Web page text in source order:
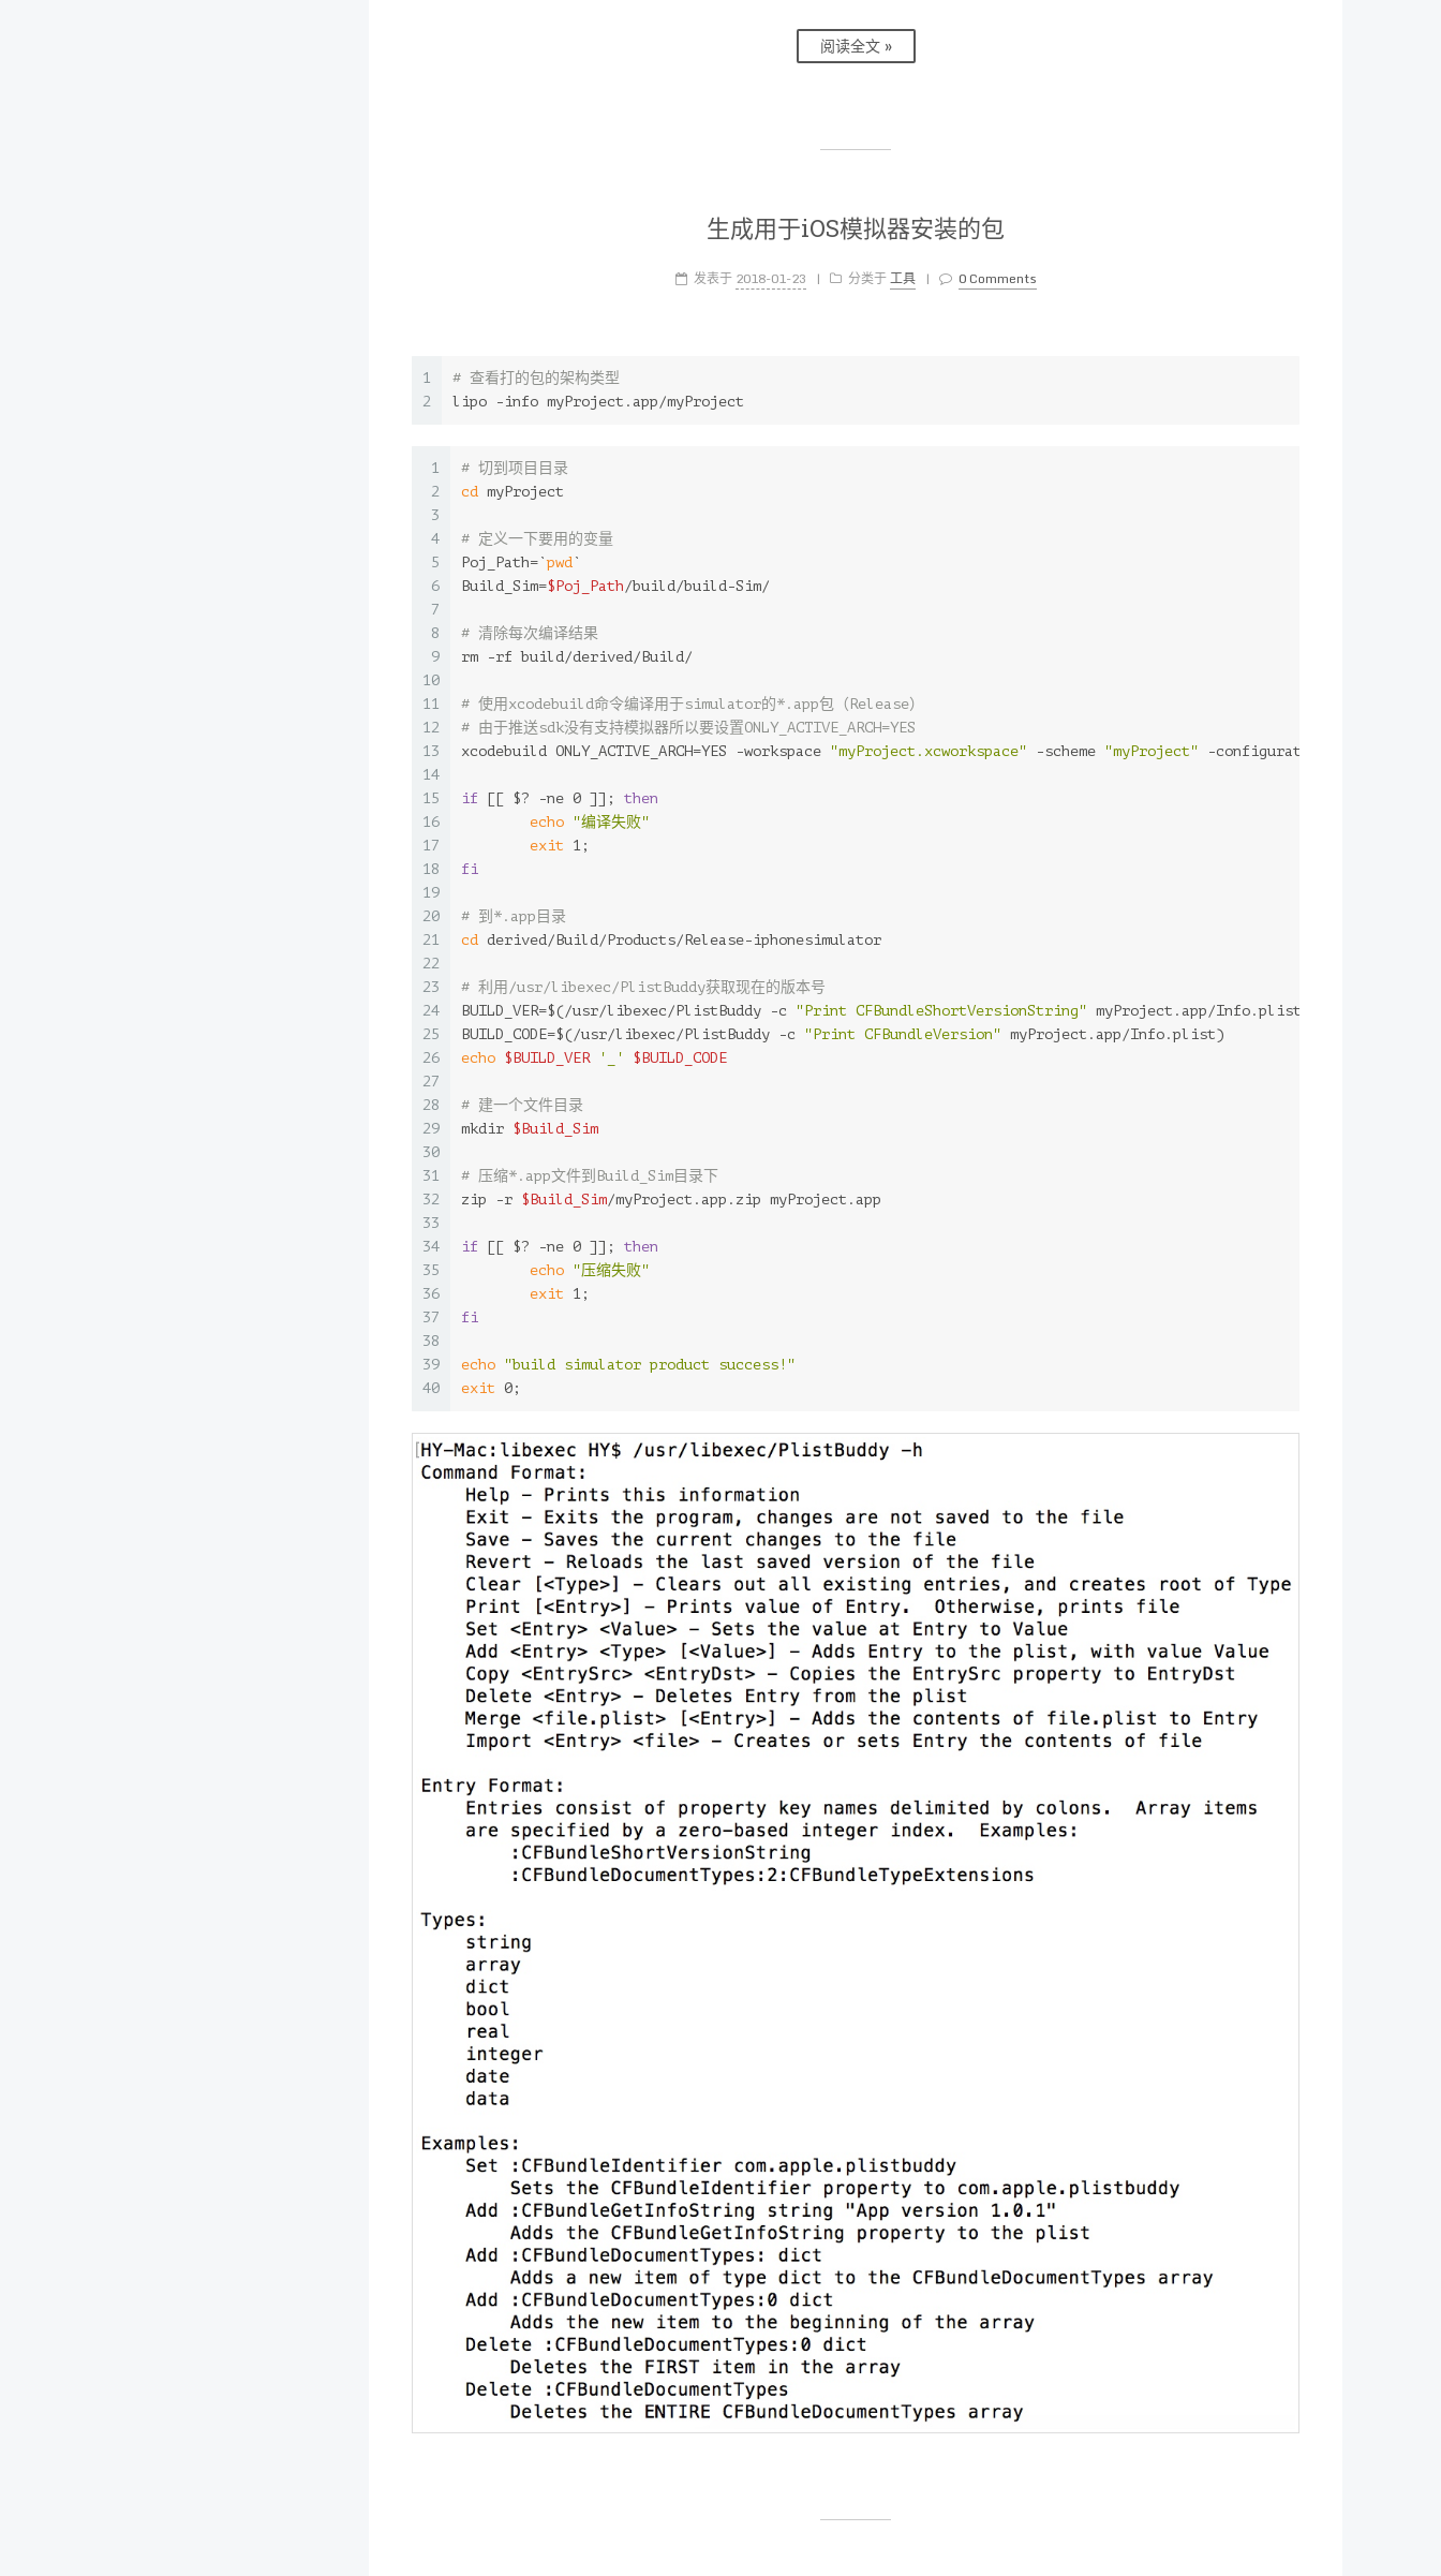
阅读全文 »
生成用于iOS模拟器安装的包
发表于 2018-01-23 | 分类于工具 | 0 Comments
1
2
# 查看打的包的架构类型
lipo -info myProject.app/myProject
1
2
3
4
5
6
7
8
9
10
11
12
13
14
15
16
17
18
19
20
21
22
23
24
25
26
27
28
29
30
31
32
33
34
35
36
37
38
39
40
# 切到项目目录
cd myProject
# 定义一下要用的变量
Poj_Path=`pwd `
Build_Sim=$Poj_Path /build/build-Sim/
# 清除每次编译结果
rm -rf build/derived/Build/
# 使用xcodebuild命令编译用于simulator的*.app包（Release）
# 由于推送sdk没有支持模拟器所以要设置ONLY_ACTIVE_ARCH=YES
xcodebuild ONLY_ACTIVE_ARCH=YES -workspace
"myProject.xcworkspace" -scheme "myProject" -configuration Release -
if [[ $? -ne 0 ]]; then
echo
"编译失败"
exit 1;
fi
# 到*.app目录
cd derived/Build/Products/Release-iphonesimulator
# 利用/usr/libexec/PlistBuddy获取现在的版本号
BUILD_VER=$(/usr/libexec/PlistBuddy -c
"Print CFBundleShortVersionString" myProject.app/Info.plist)
BUILD_CODE=$(/usr/libexec/PlistBuddy -c
"Print CFBundleVersion" myProject.app/Info.plist)
echo $BUILD_VER '_' $BUILD_CODE
# 建一个文件目录
mkdir $Build_Sim
# 压缩*.app文件到Build_Sim目录下
zip -r $Build_Sim/myProject.app.zip myProject.app
if [[ $? -ne 0 ]]; then
echo
"压缩失败"
exit 1;
fi
echo
"build simulator product success!"
exit 0;